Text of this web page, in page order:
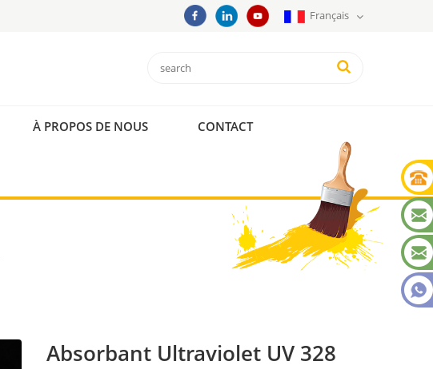
Français
À PROPOS DE NOUS CONTACT
Absorbant Ultraviolet UV 328